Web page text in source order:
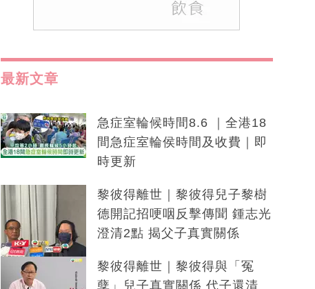
最新文章
急症室輪候時間8.6 ｜全港18
間急症室輪侯時間及收費｜即
時更新
黎彼得離世｜黎彼得兒子黎樹
德開記招哽咽反擊傳聞 鍾志光
澄清2點 揭父子真實關係
黎彼得離世｜黎彼得與「冤
孽」兒子真實關係 代子還清